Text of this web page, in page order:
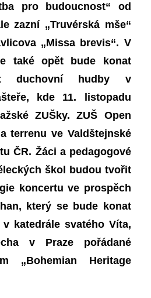
pro budoucnost“ od
zazní „Truvérská mše“
„Missa brevis“. V
také opět bude konat
duchovní hudby v
kde 11. listopadu
ZUŠky. ZUŠ Open
terrenu ve Valdštejnské
ČR. Žáci a pedagogové
škol budou tvořit
koncertu ve prospěch
který se bude konat
katedrále svatého Víta,
v Praze pořádané
„Bohemian Heritage